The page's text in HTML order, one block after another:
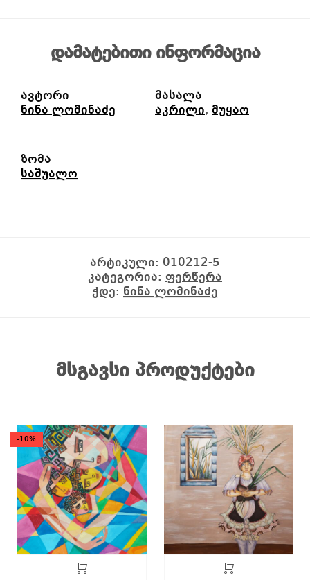
დამატებითი ინფორმაცია
ავტორი
ნინა ლომინაძე
მასალა
აკრილი, მუყაო
ზომა
საშუალო
არტიკული: 010212-5
კატეგორია: ფერწერა
ჭდე: ნინა ლომინაძე
მსგავსი პროდუქტები
-10%